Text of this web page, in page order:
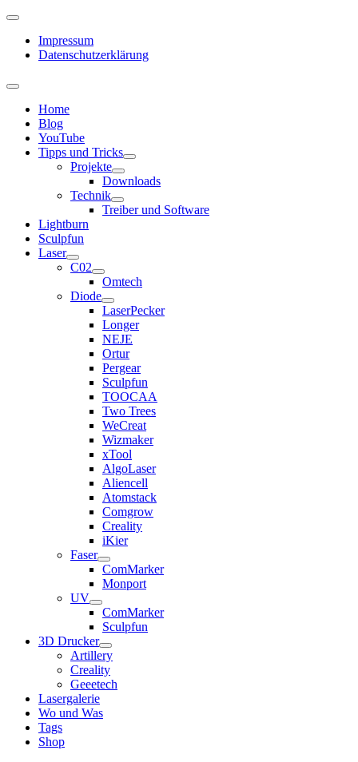
Impressum
Datenschutzerklärung
Home
Blog
YouTube
Tipps und Tricks
Projekte
Downloads
Technik
Treiber und Software
Lightburn
Sculpfun
Laser
C02
Omtech
Diode
LaserPecker
Longer
NEJE
Ortur
Pergear
Sculpfun
TOOCAA
Two Trees
WeCreat
Wizmaker
xTool
AlgoLaser
Aliencell
Atomstack
Comgrow
Creality
iKier
Faser
ComMarker
Monport
UV
ComMarker
Sculpfun
3D Drucker
Artillery
Creality
Geeetech
Lasergalerie
Wo und Was
Tags
Shop